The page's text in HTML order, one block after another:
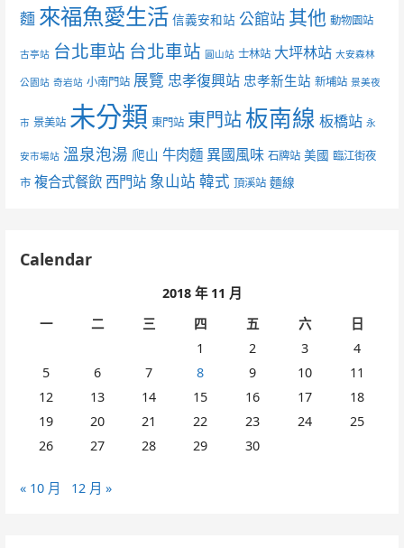
麵 來福魚愛生活 信義安和站 公館站 其他 動物園站
古亭站 台北車站 台北車站 圓山站 士林站 大坪林站 大安森林
公園站 奇岩站 小南門站 展覽 忠孝復興站 忠孝新生站 新埔站 景美夜
市 景美站 未分類 東門站 東門站板南線 板橋站 永
安市場站 溫泉泡湯 爬山 牛肉麵 異國風味 石牌站 美國 臨江街夜
市 複合式餐飲 西門站 象山站 韓式 頂溪站 麵線
Calendar
2018 年 11 月
一
二 三 四 五 六
日
1
2 3
4
5
6 7 8 9 10
11
12
13 14 15 16 17
18
19
20 21 22 23 24
25
26
27 28 29 30
« 10 月 12 月 »